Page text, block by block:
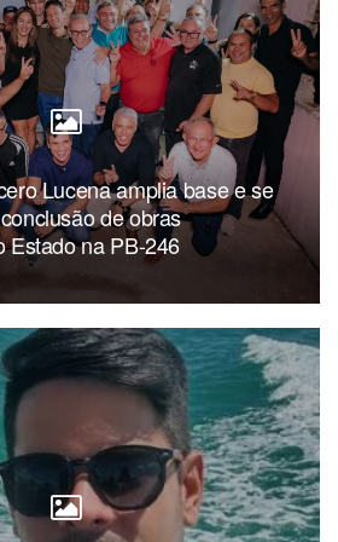
Lucena amplia base e se
de obras
Estado na PB-246